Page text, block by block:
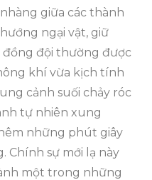
giữa các thành
ngại vật, giữ
đội thường được
khí vừa kịch tính
cảnh suối chảy róc
tự nhiên xung
những phút giây
Chính sự mới lạ này
một trong những